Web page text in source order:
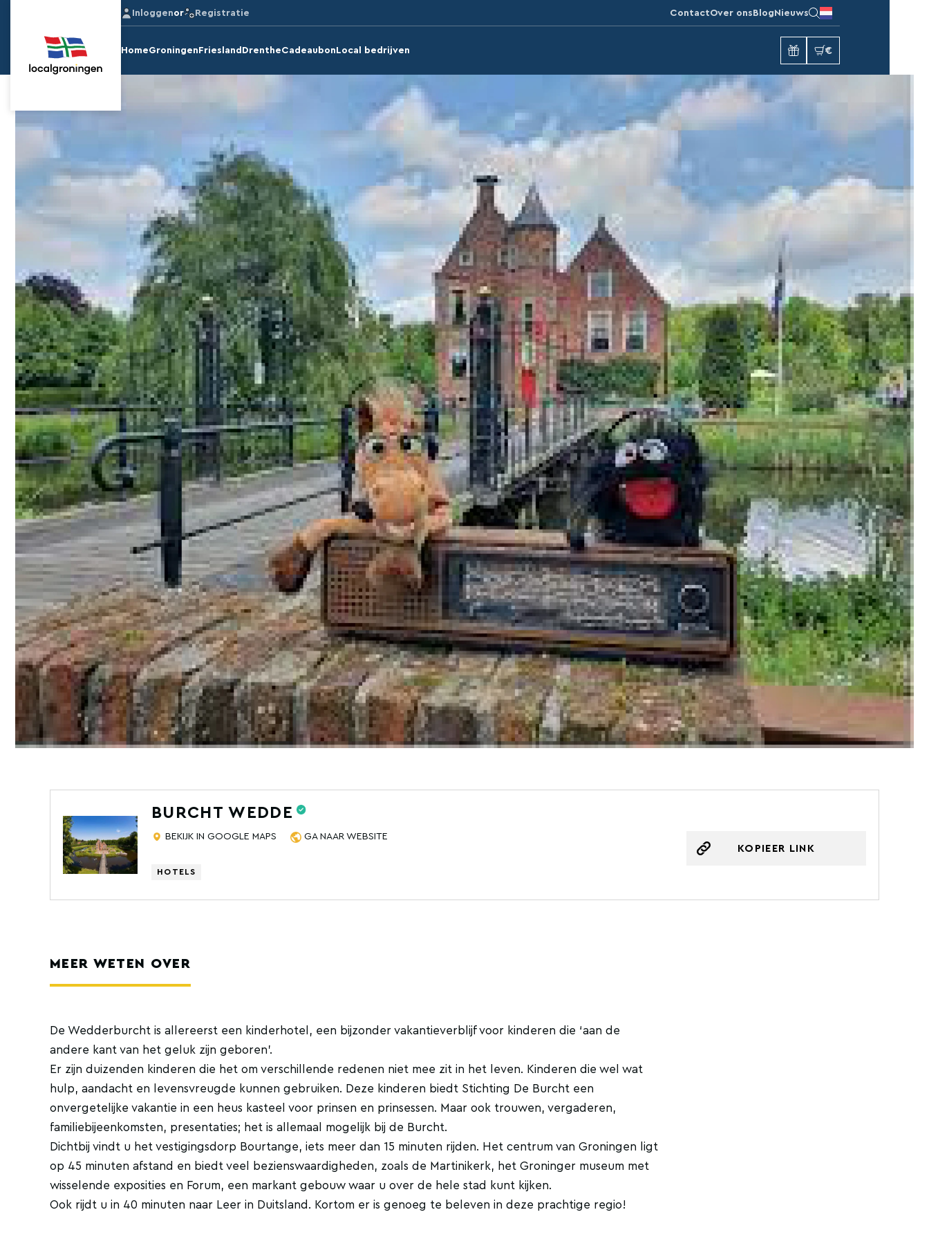
Inloggenor Registratie ContactOver ons Blog Nieuws
HomeGroningen Friesland DrentheCadeaubon Local bedrijven €
BURCHT WEDDE
BEKIJK IN GOOGLE MAPS GA NAAR WEBSITE
HOTELS
KOPIEER LINK
MEER WETEN OVER
De Wedderburcht is allereerst een kinderhotel, een bijzonder vakantieverblijf voor kinderen die ‘aan de
andere kant van het geluk zijn geboren’.
Er zijn duizenden kinderen die het om verschillende redenen niet mee zit in het leven. Kinderen die wel wat
hulp, aandacht en levensvreugde kunnen gebruiken. Deze kinderen biedt Stichting De Burcht een
onvergetelijke vakantie in een heus kasteel voor prinsen en prinsessen. Maar ook trouwen, vergaderen,
familiebijeenkomsten, presentaties; het is allemaal mogelijk bij de Burcht.
Dichtbij vindt u het vestigingsdorp Bourtange, iets meer dan 15 minuten rijden. Het centrum van Groningen ligt
op 45 minuten afstand en biedt veel bezienswaardigheden, zoals de Martinikerk, het Groninger museum met
wisselende exposities en Forum, een markant gebouw waar u over de hele stad kunt kijken.
Ook rijdt u in 40 minuten naar Leer in Duitsland. Kortom er is genoeg te beleven in deze prachtige regio!